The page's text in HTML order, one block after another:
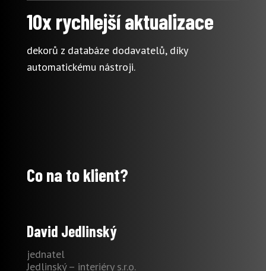
10x rychlejší aktualizace
dekorů z databáze dodavatelů, díky
automatickému nástroji.
Co na to klient?
David Jedlinský
jednatel
Jedlinský – interiéry s.r.o.